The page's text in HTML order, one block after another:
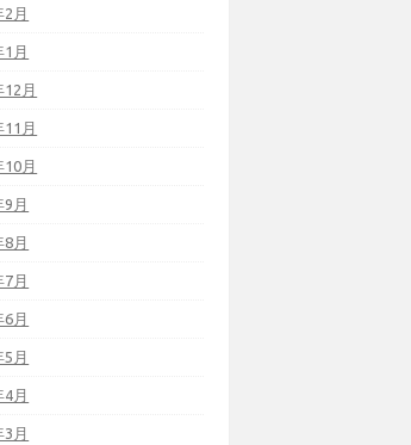
2月
1月
12月
11月
10月
9月
8月
7月
6月
5月
4月
3月